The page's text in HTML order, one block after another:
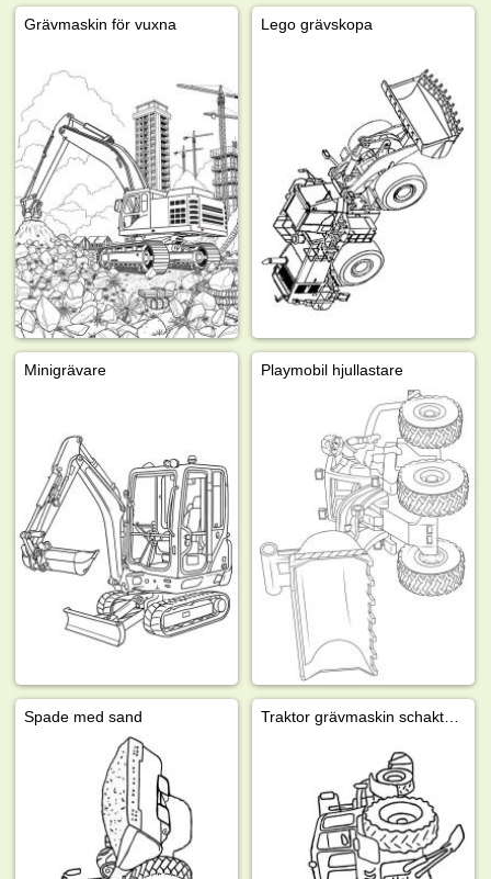
Grävmaskin för vuxna Lego grävskopa
Minigrävare Playmobil hjullastare
Spade med sand